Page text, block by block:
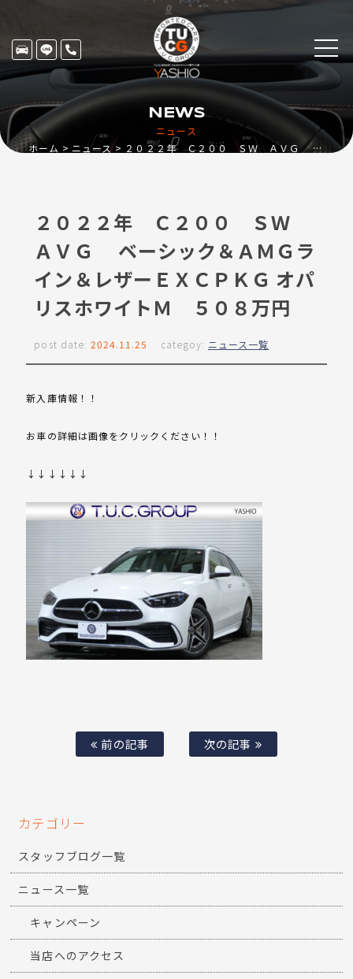
ニュース
NEWS
ホーム ニュース ２０２２年 Ｃ２００ ＳＷ ＡＶＧ ベーシック＆ＡＭＧライン＆レザーＥＸＣＰＫＧ オパリスホワイトＭ ５０８万円
２０２２年 Ｃ２００ ＳＷ
ＡＶＧ ベーシック＆ＡＭＧラ
イン＆レザーＥＸＣＰＫＧ オパ
リスホワイトＭ ５０８万円
post date: 2024.11.25 categoy: ニュース一覧
新入庫情報！！
お車の詳細は画像をクリックください！！
↓↓↓↓↓↓
前の記事 次の記事
カテゴリー
スタッフブログ一覧
ニュース一覧
キャンペーン
当店へのアクセス